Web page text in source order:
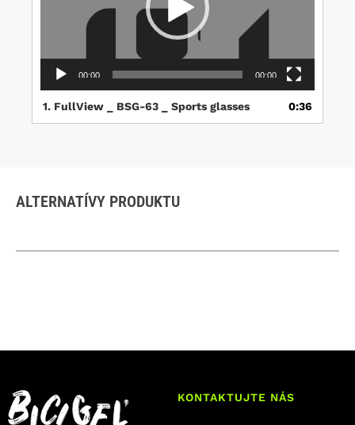
00:00 00:00
1. FullView _ BSG-63 _ Sports glasses 0:36
ALTERNATÍVY PRODUKTU
KONTAKTUJTE NÁS